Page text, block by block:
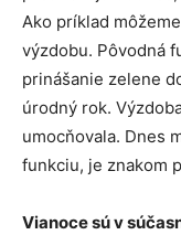
Ako príklad
výzdobu. Pôvodná
prinášanie zelene
úrodný rok.
umocňovala. Dnes
funkciu, je znakom
Vianoce sú v